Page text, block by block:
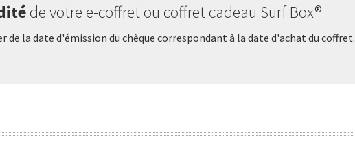
de votre e-coffret ou coffret cadeau Surf Box®
de la date d'émission du chèque correspondant à la date d'achat du coffret.